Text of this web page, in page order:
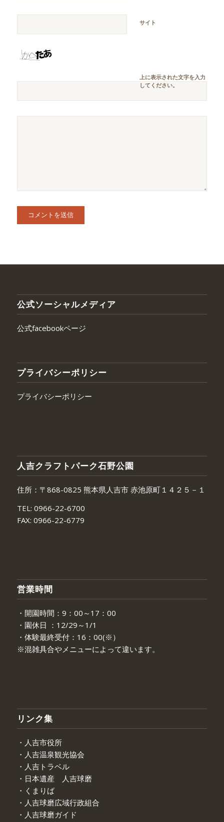
サイト
上に表示された文字を入力
してください。
公式ソーシャルメディア
公式facebookページ
プライバシーポリシー
プライバシーポリシー
人吉クラフトパーク石野公園
住所：〒868-0825 熊本県人吉市 赤池原町１４２５－１
TEL: 0966-22-6700
FAX: 0966-22-6779
営業時間
・開園時間：9：00～17：00
・園休日 ：12/29～1/1
・体験最終受付：16：00(※）
※混雑具合やメニューによって違います。
リンク集
・人吉市役所
・人吉温泉観光協会
・人吉トラベル
・日本遺産 人吉球磨
・くまりば
・人吉球磨広域行政組合
・人吉球磨ガイド